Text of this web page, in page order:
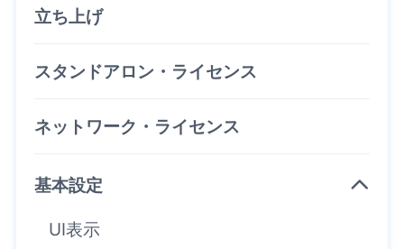
立ち上げ
スタンドアロン・ライセンス
ネットワーク・ライセンス
基本設定
UI表示